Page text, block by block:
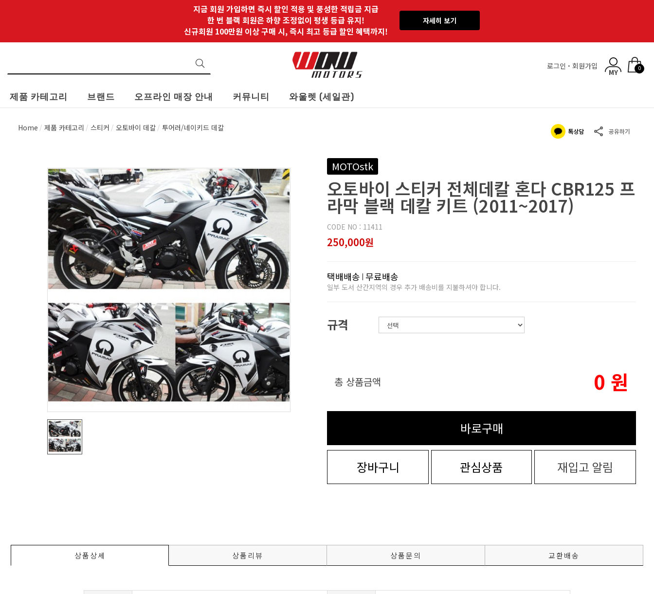
지금 회원 가입하면 즉시 할인 적용 및 풍성한 적립금 지급
한 번 블랙 회원은 하향 조정없이 평생 등급 유지!
신규회원 100만원 이상 구매 시, 즉시 최고 등급 할인 혜택까지!
자세히 보기
로그인 · 회원가입 0
제품 카테고리 브랜드 오프라인 매장 안내 커뮤니티 와울렛 (세일관)
Home 제품 카테고리 스티커 오토바이 데칼 투어러/네이키드 데칼
MOTOstk
오토바이 스티커 전체데칼 혼다 CBR125 프
라막 블랙 데칼 키트 (2011~2017)
CODE NO : 11411
250,000원
택배배송 무료배송
일부 도서 산간지역의 경우 추가 배송비를 지불하셔야 합니다.
규격
총 상품금액 0 원
바로구매
장바구니 관심상품 재입고 알림
상품상세 상품리뷰 상품문의 교환배송